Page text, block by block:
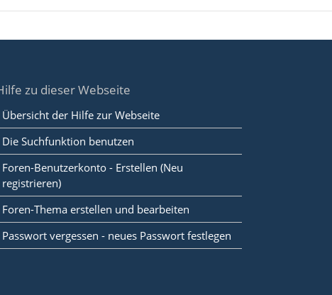
zu dieser Webseite
Übersicht der Hilfe zur Webseite
Die Suchfunktion benutzen
Foren-Benutzerkonto - Erstellen (Neu
registrieren)
Foren-Thema erstellen und bearbeiten
Passwort vergessen - neues Passwort festlegen